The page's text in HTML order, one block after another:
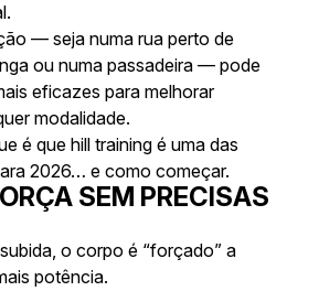
— seja numa rua perto de
ou numa passadeira — pode
eficazes para melhorar
modalidade.
é que hill training é uma das
2026… e como começar.
SEM PRECISAS
o corpo é “forçado” a
potência.